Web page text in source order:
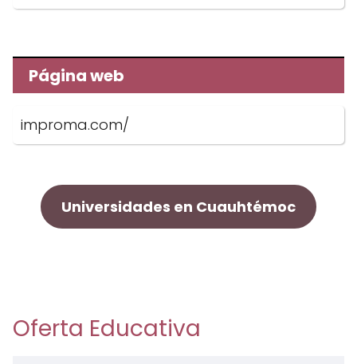
Página web
improma.com/
Universidades en Cuauhtémoc
Oferta Educativa